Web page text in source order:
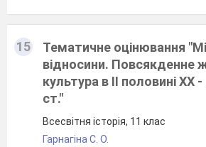
15
Тематичне оцінювання
відносини. Повсякденне
культура в ІІ половині ХХ
ст."
Всесвітня історія, 11 клас
Гарнагіна С. О.